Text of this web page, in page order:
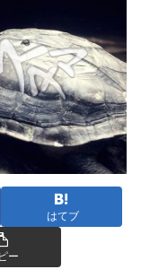
はてブ
ー